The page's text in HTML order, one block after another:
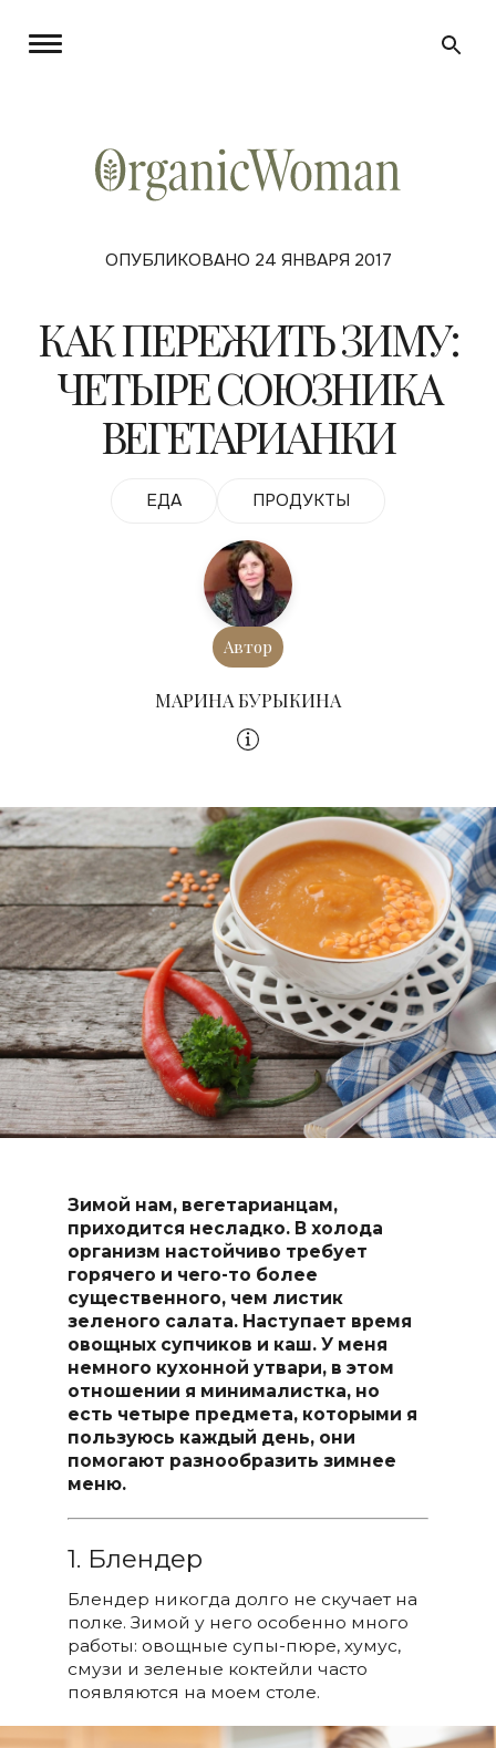
ОПУБЛИКОВАНО 24 ЯНВАРЯ 2017
КАК ПЕРЕЖИТЬ ЗИМУ:
ЧЕТЫРЕ СОЮЗНИКА
ВЕГЕТАРИАНКИ
ЕДА ПРОДУКТЫ
Автор
МАРИНА БУРЫКИНА
Зимой нам, вегетарианцам,
приходится несладко. В холода
организм настойчиво требует
горячего и чего-то более
существенного, чем листик
зеленого салата. Наступает время
овощных супчиков и каш. У меня
немного кухонной утвари, в этом
отношении я минималистка, но
есть четыре предмета, которыми я
пользуюсь каждый день, они
помогают разнообразить зимнее
меню.
1. Блендер
Блендер никогда долго не скучает на
полке. Зимой у него особенно много
работы: овощные супы-пюре, хумус,
смузи и зеленые коктейли часто
появляются на моем столе.